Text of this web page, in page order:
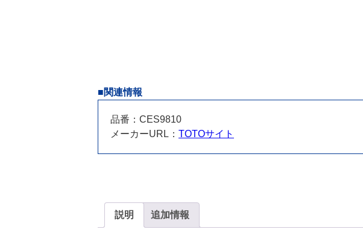
■関連情報
品番：CES9810
メーカーURL： TOTOサイト
説明 追加情報